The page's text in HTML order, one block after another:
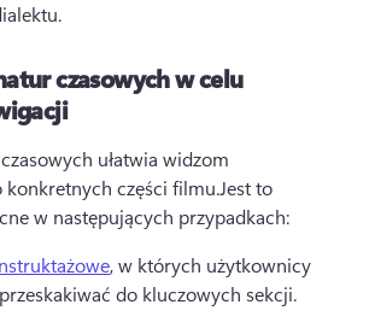
czasowych w celu
ułatwia widzom
konkretnych części filmu.Jest to
w następujących przypadkach:
, w których użytkownicy
do kluczowych sekcji.